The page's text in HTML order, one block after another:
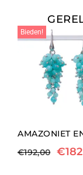
Bieden!
€192,00 €